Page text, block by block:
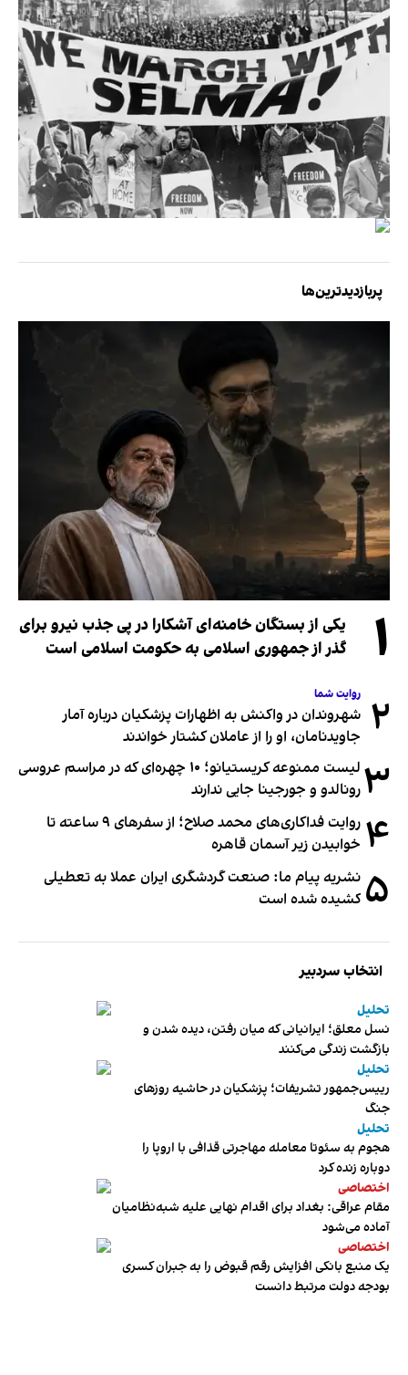
پربازدیدترین‌ها
۱
یکی از بستگان خامنه‌ای آشکارا در پی جذب نیرو برای
گذر از جمهوری اسلامی به حکومت اسلامی است
۲ روایت شما
شهروندان در واکنش به اظهارات پزشکیان درباره آمار
جاویدنامان، او را از عاملان کشتار خواندند
۳
لیست ممنوعه کریستیانو؛ ۱۰ چهره‌ای که در مراسم عروسی
رونالدو و جورجینا جایی ندارند
۴
روایت فداکاری‌های محمد صلاح؛ از سفرهای ۹ ساعته تا
خوابیدن زیر آسمان قاهره
۵ نشریه پیام ما: صنعت گردشگری ایران عملا به تعطیلی
کشیده شده است
انتخاب سردبیر
تحلیل
نسل معلق؛ ایرانیانی که میان رفتن، دیده شدن و
بازگشت زندگی می‌کنند
تحلیل
رییس‌جمهور تشریفات؛ پزشکیان در حاشیه روزهای
جنگ
تحلیل
هجوم به سئوتا معامله مهاجرتی قذافی با اروپا را
دوباره زنده کرد
اختصاصی
مقام عراقی: بغداد برای اقدام نهایی علیه شبه‌نظامیان
آماده می‌شود
اختصاصی
یک منبع بانکی افزایش رقم قبوض را به جبران کسری
بودجه دولت مرتبط دانست